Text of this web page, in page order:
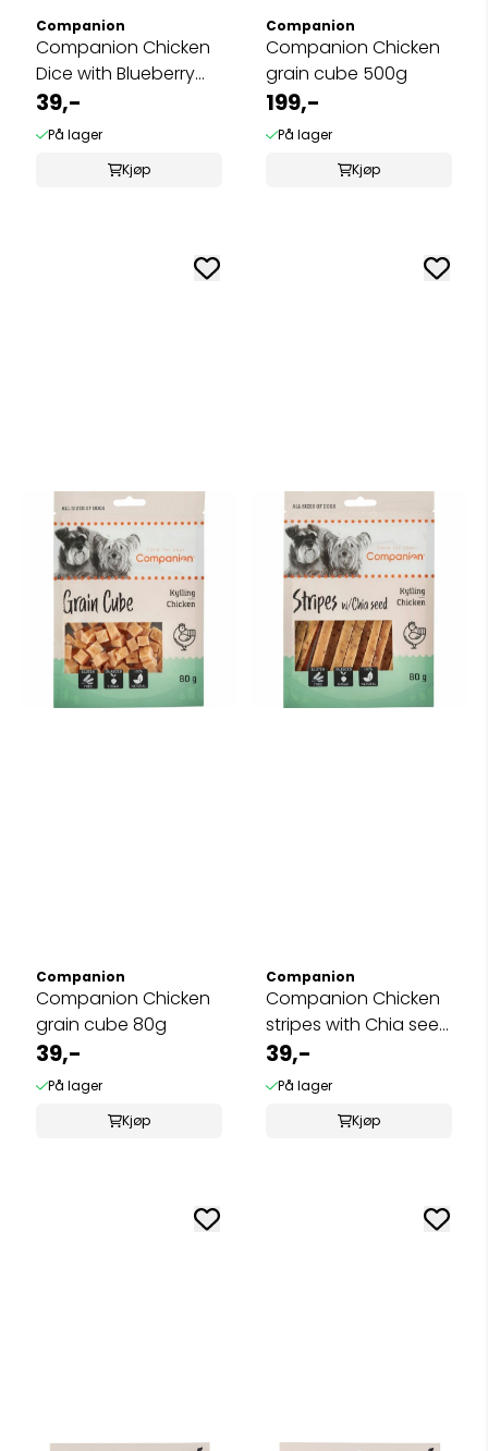
Companion
Companion Chicken
Dice with Blueberry
80g
39,-
På lager
Kjøp
Companion
Companion Chicken
grain cube 500g
199,-
På lager
Kjøp
Companion
Companion Chicken
grain cube 80g
39,-
På lager
Kjøp
Companion
Companion Chicken
stripes with Chia seed
80g
39,-
På lager
Kjøp